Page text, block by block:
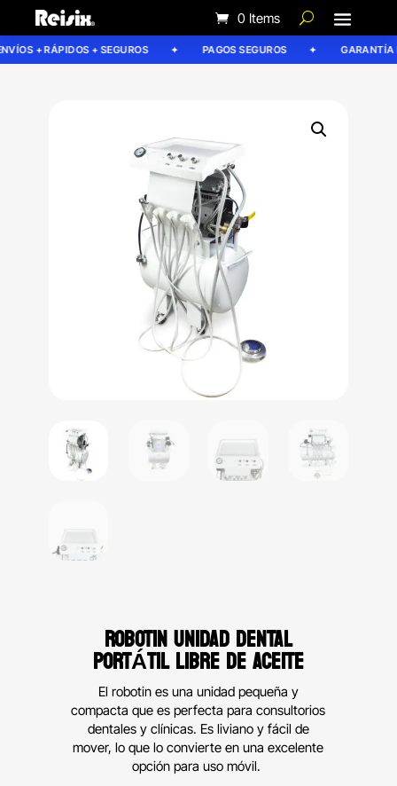
0 Items
+ RÁPIDOS + SEGUROS PAGOS SEGUROS GARANTÍA
ROBOTIN UNIDAD DENTAL
PORTÁTIL LIBRE DE ACEITE
El robotin es una unidad pequeña y
compacta que es perfecta para consultorios
dentales y clínicas. Es liviano y fácil de
mover, lo que lo convierte en una excelente
opción para uso móvil.